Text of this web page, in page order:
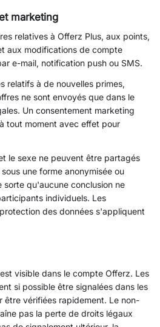
marketing
relatives à Offerz Plus, aux points,
aux modifications de compte
e-mail, notification push ou SMS.
relatifs à de nouvelles primes,
ne sont envoyés que dans le
Un consentement marketing
tout moment avec effet pour
le sexe ne peuvent être partagés
une forme anonymisée ou
sorte qu'aucune conclusion ne
individuels. Les
des données s'appliquent
visible dans le compte Offerz. Les
si possible être signalées dans les
être vérifiées rapidement. Le non-
pas la perte de droits légaux